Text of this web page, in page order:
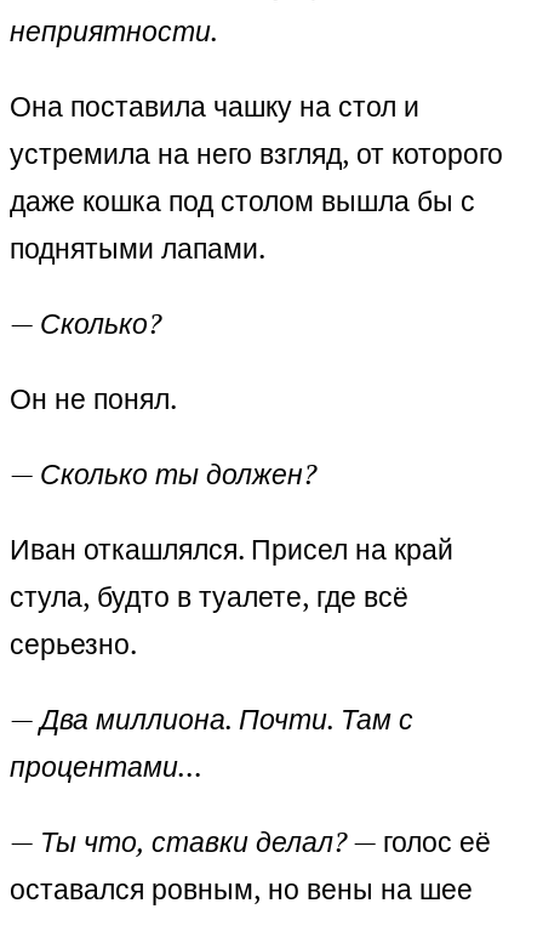
неприятности.
Она поставила чашку на стол и
устремила на него взгляд, от которого
даже кошка под столом вышла бы с
поднятыми лапами.
— Сколько?
Он не понял.
— Сколько ты должен?
Иван откашлялся. Присел на край
стула, будто в туалете, где всё
серьезно.
—Два миллиона. Почти. Там с
процентами…
— Ты что, ставки делал?— голос её
оставался ровным, но вены на шее